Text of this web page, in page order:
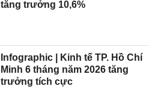
tăng trưởng 10,6%
Infographic | Kinh tế TP. Hồ Chí
Minh 6 tháng năm 2026 tăng
trưởng tích cực